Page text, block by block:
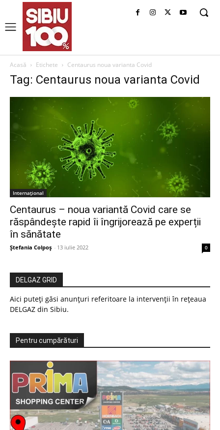
Acasă Etichete Centaurus noua varianta Covid
Tag: Centaurus noua varianta Covid
Internațional
Centaurus – noua variantă Covid care se
răspândește rapid îi îngrijorează pe experții
în sănătate
Ștefania Colpoș - 13 iulie 2022 0
DELGAZ GRID
Aici puteți găsi anunțuri referitoare la intervenții în rețeaua
DELGAZ din Sibiu.
Pentru cumpărături